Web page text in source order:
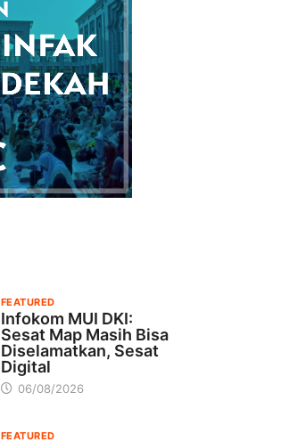
FEATURED
Infokom MUI DKI:
Sesat Map Masih Bisa
Diselamatkan, Sesat
Digital
06/08/2026
FEATURED